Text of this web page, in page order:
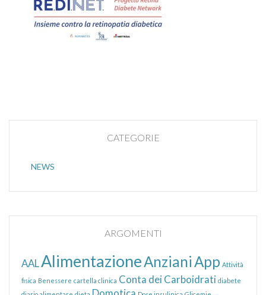
CATEGORIE
NEWS
ARGOMENTI
AALAlimentazioneAnzianiApp Attività
fisica Benessere cartella clinica Conta dei Carboidrati diabete